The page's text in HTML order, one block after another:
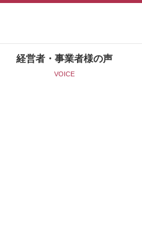
経営者・事業者様の声
VOICE